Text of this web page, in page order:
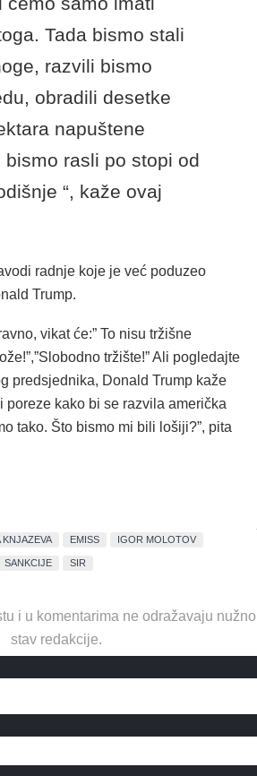
Tada bismo stali
razvili bismo
obradili desetke
napuštene
bismo rasli po stopi od
“, kaže ovaj
radnje koje je već poduzeo
Trump.
vikat će:” To nisu tržišne
tržište!” Ali pogledajte
predsjednika, Donald Trump kaže
poreze kako bi se razvila američka
tako. Što bismo mi bili lošiji?”, pita
KNJAZEVA EMISS IGOR MOLOTOV
SANKCIJE SIR
i u komentarima ne odražavaju nužno
stav redakcije.